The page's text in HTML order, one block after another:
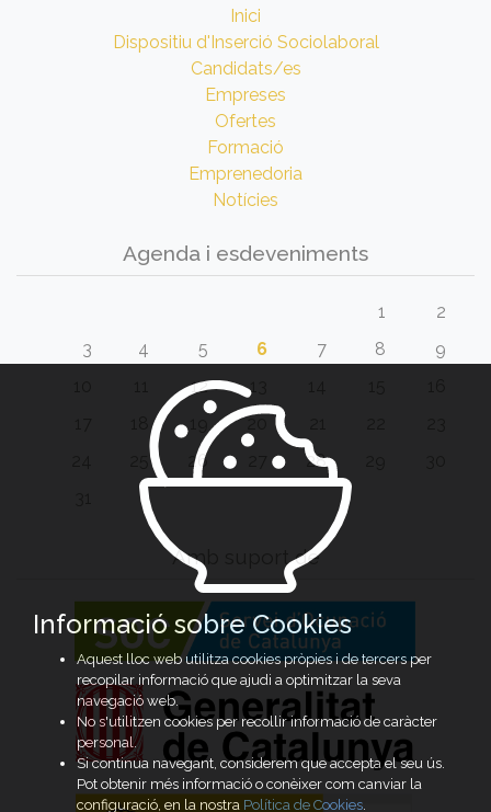
Inici
Dispositiu d'Inserció Sociolaboral
Candidats/es
Empreses
Ofertes
Formació
Emprenedoria
Notícies
Agenda i esdeveniments
1
2
3
4 5 6 7 8
9
12 13
20
26 28
Amb suport de
Informació sobre Cookies
Aquest lloc web utilitza cookies pròpies i de tercers per
recopilar informació que ajudi a optimitzar la seva
navegació web.
No s'utilitzen cookies per recollir informació de caràcter
personal.
Si continua navegant, considerem que accepta el seu ús.
Pot obtenir més informació o conèixer com canviar la
configuració, en la nostra Política de Cookies.